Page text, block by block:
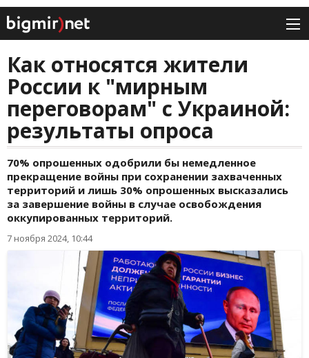
Как относятся жители
России к "мирным
переговорам" с Украиной:
результаты опроса
70% опрошенных одобрили бы немедленное
прекращение войны при сохранении захваченных
территорий и лишь 30% опрошенных высказались
за завершение войны в случае освобождения
оккупированных территорий.
7 ноября 2024, 10:44